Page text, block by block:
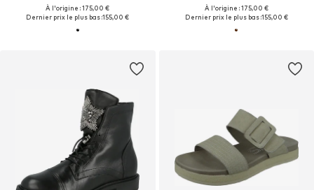
À l'origine : 175,00 €
Dernier prix le plus bas :155,00 €
À l'origine : 175,00 €
Dernier prix le plus bas :155,00 €